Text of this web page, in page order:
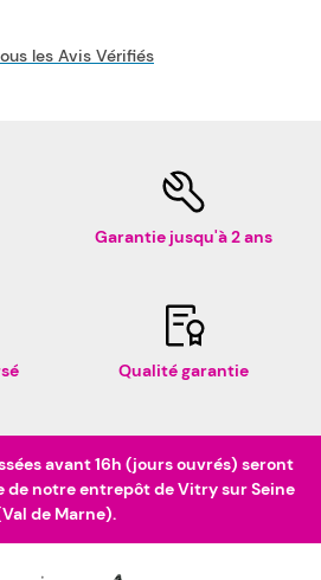
les Avis Vérifiés
Garantie jusqu'à 2 ans
Qualité garantie
avant 16h (jours ouvrés) seront
de notre entrepôt de Vitry sur Seine
de Marne).